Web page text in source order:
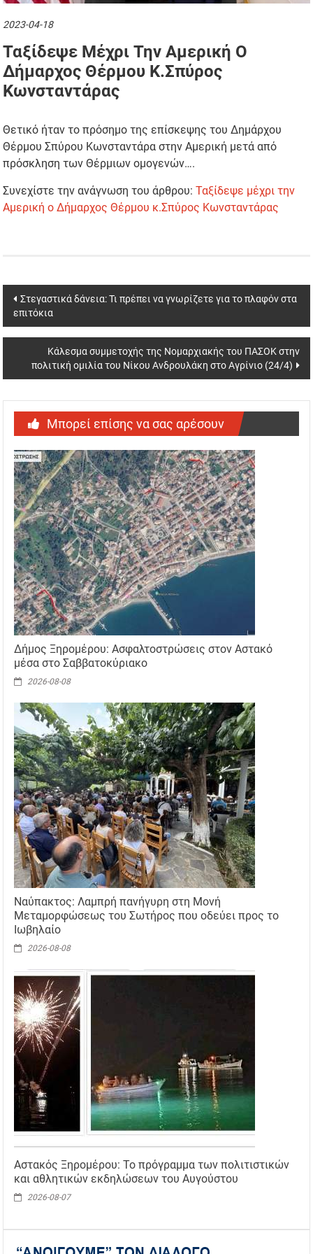
2023-04-18
Ταξίδεψε Μέχρι Την Αμερική Ο
Δήμαρχος Θέρμου Κ.Σπύρος
Κωνσταντάρας
Θετικό ήταν το πρόσημο της επίσκεψης του Δημάρχου
Θέρμου Σπύρου Κωνσταντάρα στην Αμερική μετά από
πρόσκληση των Θέρμιων ομογενών….
Συνεχίστε την ανάγνωση του άρθρου:Ταξίδεψε μέχρι την
Αμερική ο Δήμαρχος Θέρμου κ.Σπύρος Κωνσταντάρας
Post
navigation
Στεγαστικά δάνεια: Τι πρέπει να γνωρίζετε για το πλαφόν στα
επιτόκια
Κάλεσμα συμμετοχής της Νομαρχιακής του ΠΑΣΟΚ στην
πολιτική ομιλία του Νίκου Ανδρουλάκη στο Αγρίνιο (24/4)
Μπορεί επίσης να σας αρέσουν
Δήμος Ξηρομέρου: Ασφαλτοστρώσεις στον Αστακό
μέσα στο Σαββατοκύριακο
2026-08-08
Ναύπακτος: Λαμπρή πανήγυρη στη Μονή
Μεταμορφώσεως του Σωτήρος που οδεύει προς το
Ιωβηλαίο
2026-08-08
Αστακός Ξηρομέρου: Το πρόγραμμα των πολιτιστικών
και αθλητικών εκδηλώσεων του Αυγούστου
2026-08-07